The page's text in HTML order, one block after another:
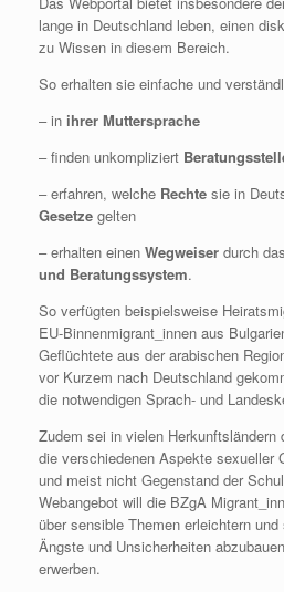
lange in Deutschland leben, einen
zu Wissen in diesem Bereich.
So erhalten sie einfache und
– in ihrer Muttersprache
– finden unkompliziert
– erfahren, welche Rechte sie in
Gesetze gelten
– erhalten einen Wegweiser durch das
und Beratungssystem.
So verfügten beispielsweise
EU-Binnenmigrant_innen aus
Geflüchtete aus der arabischen
vor Kurzem nach Deutschland
die notwendigen Sprach- und
Zudem sei in vielen Herkunftsländern
die verschiedenen Aspekte sexueller
und meist nicht Gegenstand der
Webangebot will die BZgA
über sensible Themen erleichtern
Ängste und Unsicherheiten
erwerben.